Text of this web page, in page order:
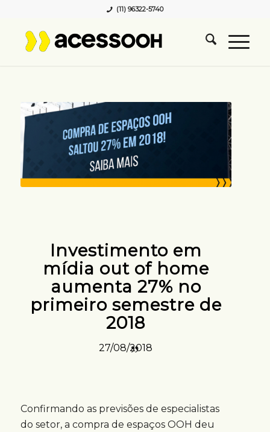
(11) 96322-5740
Investimento em
mídia out of home
aumenta 27% no
primeiro semestre de
2018
27/08/2018
Confirmando as previsões de especialistas
do setor, a compra de espaços OOH deu